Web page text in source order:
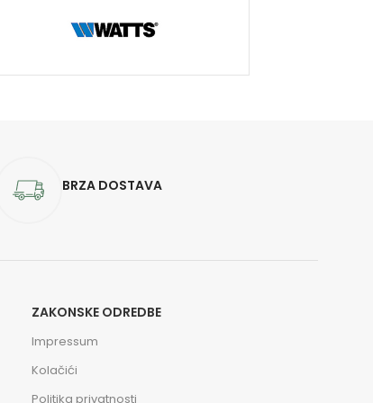
BRZA DOSTAVA
ZAKONSKE ODREDBE
Impressum
Kolačići
Politika privatnosti